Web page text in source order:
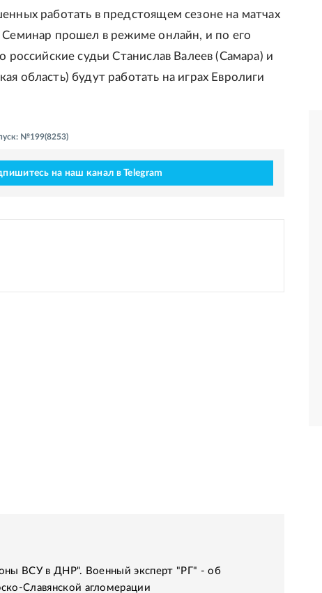
работать в предстоящем сезоне на матчах
Семинар прошел в режиме онлайн, и по его
российские судьи Станислав Валеев (Самара) и
область) будут работать на играх Евролиги
№199(8253)
на наш канал в Telegram
ВСУ в ДНР". Военный эксперт "РГ" - об
Славянской агломерации